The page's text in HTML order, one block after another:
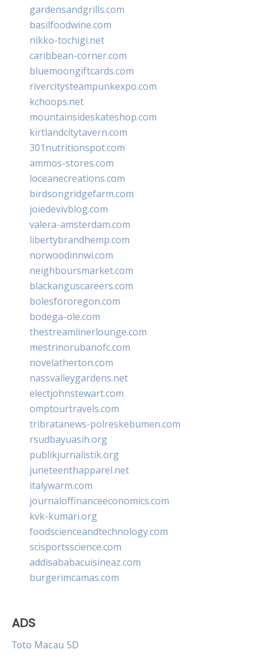
gardensandgrills.com
basilfoodwine.com
nikko-tochigi.net
caribbean-corner.com
bluemoongiftcards.com
rivercitysteampunkexpo.com
kchoops.net
mountainsideskateshop.com
kirtlandcitytavern.com
301nutritionspot.com
ammos-stores.com
loceanecreations.com
birdsongridgefarm.com
joiedevivblog.com
valera-amsterdam.com
libertybrandhemp.com
norwoodinnwi.com
neighboursmarket.com
blackanguscareers.com
bolesfororegon.com
bodega-ole.com
thestreamlinerlounge.com
mestrinorubanofc.com
novelatherton.com
nassvalleygardens.net
electjohnstewart.com
omptourtravels.com
tribratanews-polreskebumen.com
rsudbayuasih.org
publikjurnalistik.org
juneteenthapparel.net
italywarm.com
journaloffinanceeconomics.com
kvk-kumari.org
foodscienceandtechnology.com
scisportsscience.com
addisababacuisineaz.com
burgerimcamas.com
ADS
Toto Macau 5D